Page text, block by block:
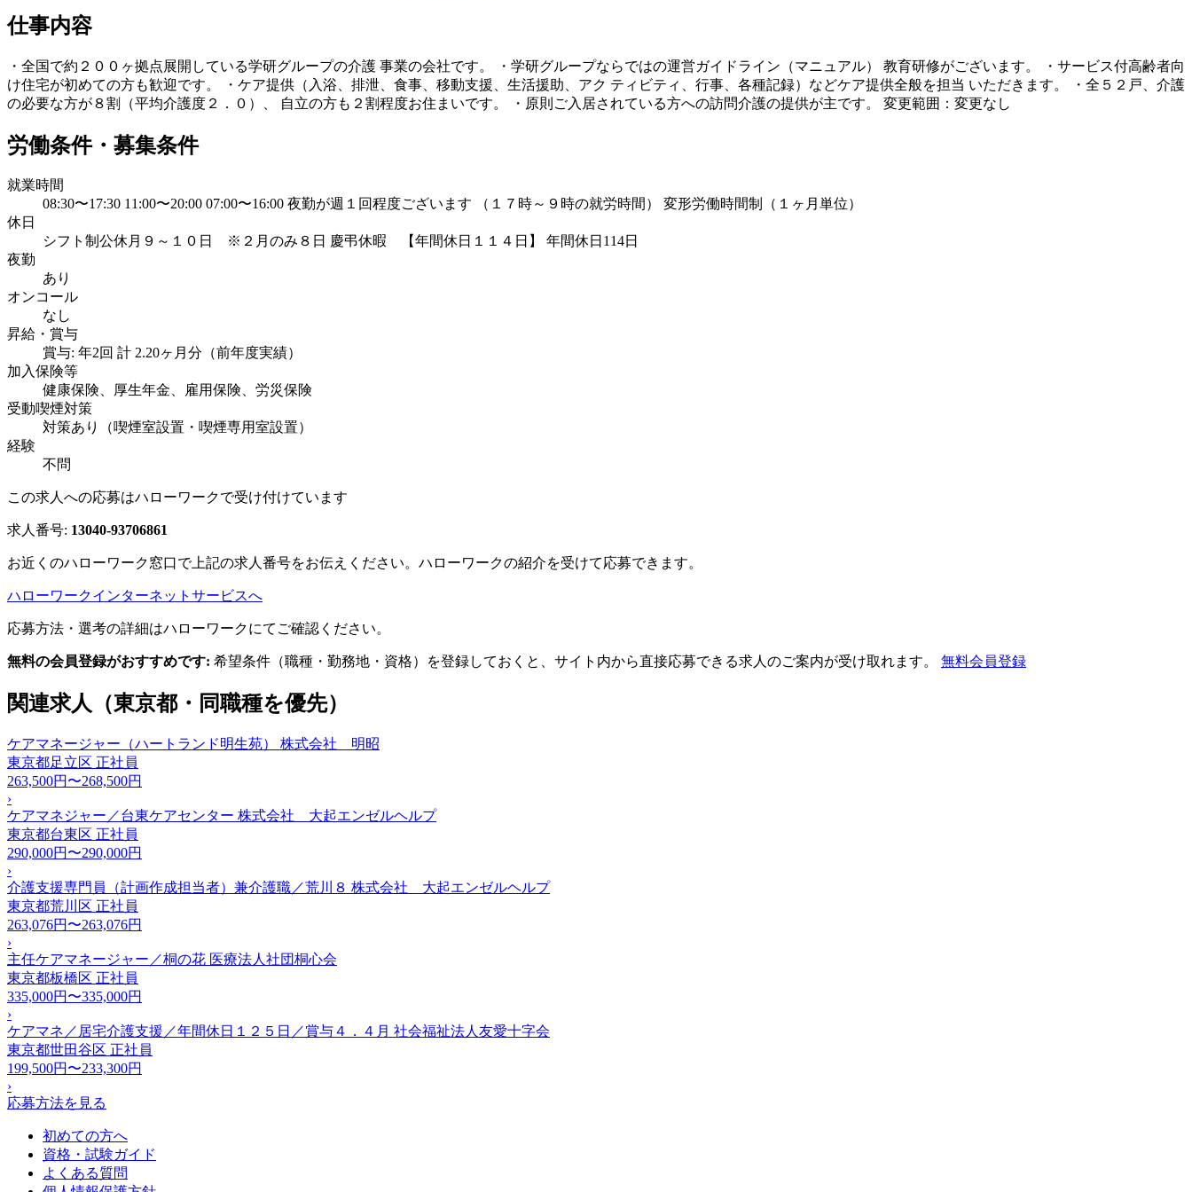
仕事内容
・全国で約２００ヶ拠点展開している学研グループの介護 事業の会社です。 ・学研グループならではの運営ガイドライン（マニュアル） 教育研修がございます。 ・サービス付高齢者向
け住宅が初めての方も歓迎です。 ・ケア提供（入浴、排泄、食事、移動支援、生活援助、アク ティビティ、行事、各種記録）などケア提供全般を担当 いただきます。 ・全５２戸、介護
の必要な方が８割（平均介護度２．０）、 自立の方も２割程度お住まいです。 ・原則ご入居されている方への訪問介護の提供が主です。 変更範囲：変更なし
労働条件・募集条件
就業時間
08:30〜17:30 11:00〜20:00 07:00〜16:00 夜勤が週１回程度ございます （１７時～９時の就労時間） 変形労働時間制（１ヶ月単位）
休日
シフト制公休月９～１０日 ※２月のみ８日 慶弔休暇 【年間休日１１４日】 年間休日114日
夜勤
あり
オンコール
なし
昇給・賞与
賞与: 年2回 計 2.20ヶ月分（前年度実績）
加入保険等
健康保険、厚生年金、雇用保険、労災保険
受動喫煙対策
対策あり（喫煙室設置・喫煙専用室設置）
経験
不問
この求人への応募はハローワークで受け付けています
求人番号: 13040-93706861
お近くのハローワーク窓口で上記の求人番号をお伝えください。ハローワークの紹介を受けて応募できます。
ハローワークインターネットサービスへ
応募方法・選考の詳細はハローワークにてご確認ください。
無料の会員登録がおすすめです: 希望条件（職種・勤務地・資格）を登録しておくと、サイト内から直接応募できる求人のご案内が受け取れます。 無料会員登録
関連求人（東京都・同職種を優先）
ケアマネージャー（ハートランド明生苑） 株式会社 明昭
東京都足立区 正社員
263,500円〜268,500円
›
ケアマネジャー／台東ケアセンター 株式会社 大起エンゼルヘルプ
東京都台東区 正社員
290,000円〜290,000円
›
介護支援専門員（計画作成担当者）兼介護職／荒川８ 株式会社 大起エンゼルヘルプ
東京都荒川区 正社員
263,076円〜263,076円
›
主任ケアマネージャー／桐の花 医療法人社団桐心会
東京都板橋区 正社員
335,000円〜335,000円
›
ケアマネ／居宅介護支援／年間休日１２５日／賞与４．４月 社会福祉法人友愛十字会
東京都世田谷区 正社員
199,500円〜233,300円
›
応募方法を見る
初めての方へ
資格・試験ガイド
よくある質問